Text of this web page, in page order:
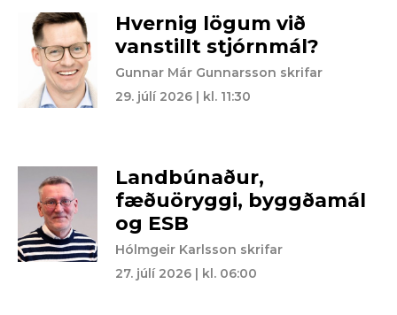
Hvernig lögum við
vanstillt stjórnmál?
Gunnar Már Gunnarsson skrifar
29. júlí 2026 | kl. 11:30
Landbúnaður,
fæðuöryggi, byggðamál
og ESB
Hólmgeir Karlsson skrifar
27. júlí 2026 | kl. 06:00